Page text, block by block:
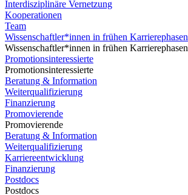
Interdisziplinäre Vernetzung
Kooperationen
Team
Wissenschaftler*innen in frühen Karrierephasen
Wissenschaftler*innen in frühen Karrierephasen
Promotionsinteressierte
Promotionsinteressierte
Beratung & Information
Weiterqualifizierung
Finanzierung
Promovierende
Promovierende
Beratung & Information
Weiterqualifizierung
Karriereentwicklung
Finanzierung
Postdocs
Postdocs